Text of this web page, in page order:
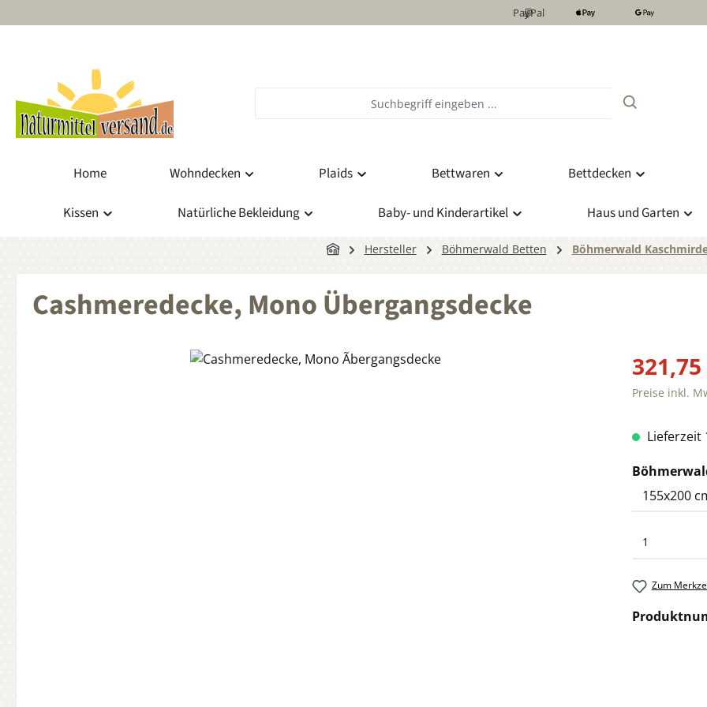
PayPal
Home Wohndecken Plaids Bettwaren Bettdecken
Kissen Natürliche Bekleidung Baby- und Kinderartikel Haus und Garten
Hersteller Böhmerwald Betten Böhmerwald
Cashmeredecke, Mono Übergangsdecke
Bildergalerie überspringen
Preise inkl.
Lieferzeit
Zum